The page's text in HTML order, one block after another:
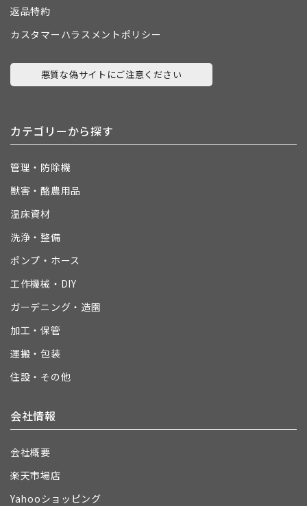
返品特約
カスタマーハラスメントポリシー
悪質な偽サイトにご注意ください
カテゴリーから探す
管理・防除機
獣害・酪農用品
温床資材
洗浄・整備
ポンプ・ホース
工作機械・DIY
ガーデニング・造園
加工・保管
運搬・包装
住設・その他
会社情報
会社概要
楽天市場店
Yahooショッピング